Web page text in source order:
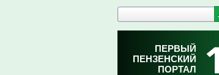
ПЕРВЫЙ
ПЕНЗЕНСКИЙ
ПОРТАЛ